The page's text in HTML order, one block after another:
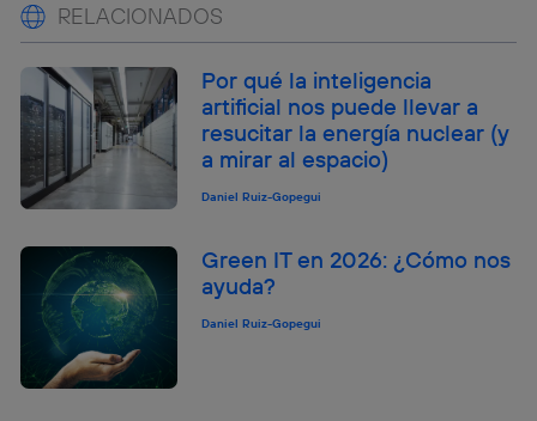
RELACIONADOS
Por qué la inteligencia
artificial nos puede llevar a
resucitar la energía nuclear (y
a mirar al espacio)
Daniel Ruiz-Gopegui
Green IT en 2026: ¿Cómo nos
ayuda?
Daniel Ruiz-Gopegui